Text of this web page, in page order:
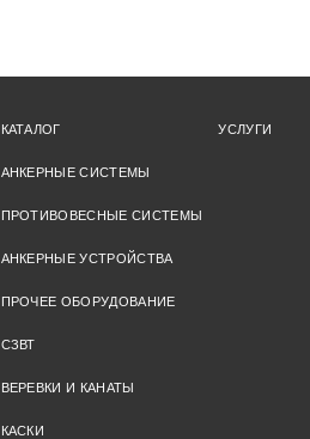
КАТАЛОГ
АНКЕРНЫЕ СИСТЕМЫ
ПРОТИВОВЕСНЫЕ СИСТЕМЫ
АНКЕРНЫЕ УСТРОЙСТВА
ПРОЧЕЕ ОБОРУДОВАНИЕ
СЗВТ
ВЕРЕВКИ И КАНАТЫ
КАСКИ
УСЛУГИ